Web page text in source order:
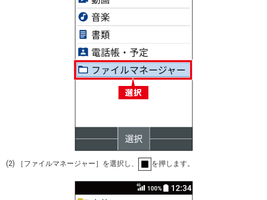
(2) ［ファイルマネージャー］を選択し、 を押します。